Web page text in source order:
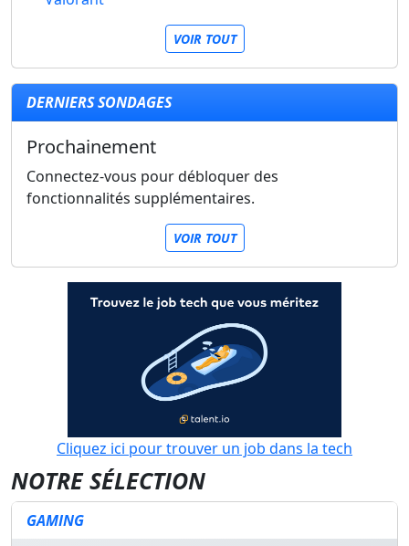
VOIR TOUT
DERNIERS SONDAGES
Prochainement
Connectez-vous pour débloquer des
fonctionnalités supplémentaires.
VOIR TOUT
Cliquez ici pour trouver un job dans la tech
NOTRE SÉLECTION
GAMING